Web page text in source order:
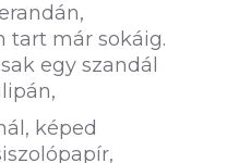
tart már sokáig.
egy szandál
képed